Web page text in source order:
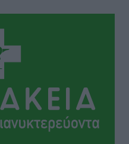
από 95 εκατομμύρια
των